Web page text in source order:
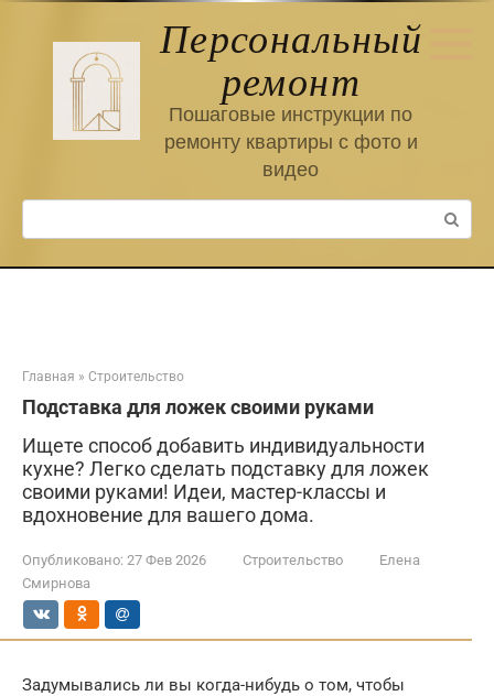
Персональный
ремонт
Пошаговые инструкции по
ремонту квартиры с фото и
видео
Поиск:
Главная » Строительство
Подставка для ложек своими руками
Ищете способ добавить индивидуальности
кухне? Легко сделать подставку для ложек
своими руками! Идеи, мастер-классы и
вдохновение для вашего дома.
Опубликовано: 27 Фев 2026 Строительство
Елена
Смирнова
Задумывались ли вы когда-нибудь о том, чтобы